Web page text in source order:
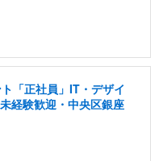
「正社員」IT・デザイ
経験歓迎・中央区銀座